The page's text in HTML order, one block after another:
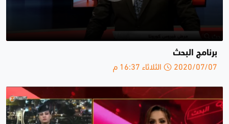
برنامج البحث
2020/07/07 الثلاثاء 16:37 م